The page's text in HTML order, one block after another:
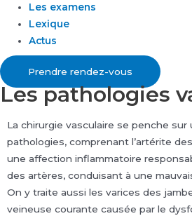
Les examens
Lexique
Actus
Prendre rendez-vous
Les pathologies
La chirurgie vasculaire se penche sur
pathologies, comprenant l’artérite
une affection inflammatoire
des artères, conduisant à une
On y traite aussi les varices des
veineuse courante causée par le